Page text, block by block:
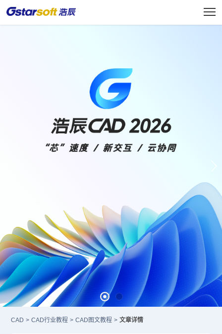
CAD > CAD行业教程 > CAD图文教程 > 文章详情